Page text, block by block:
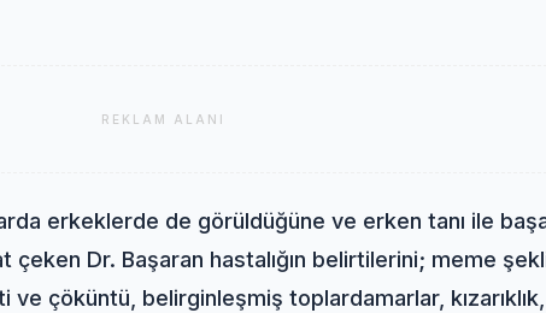
REKLAM ALANI
erkeklerde de görüldüğüne ve erken tanı ile
Dr. Başaran hastalığın belirtilerini; meme
çöküntü, belirginleşmiş toplardamarlar,